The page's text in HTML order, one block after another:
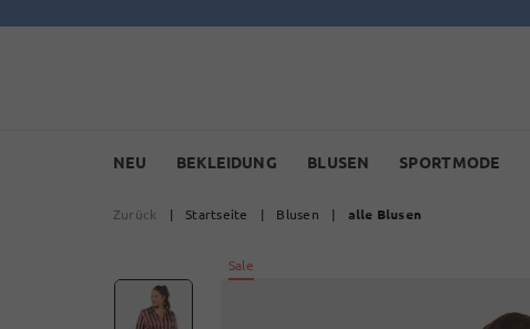
NEU BEKLEIDUNG BLUSEN SPORTMODE
Zurück | Startseite | Blusen | alle Blusen
Sale